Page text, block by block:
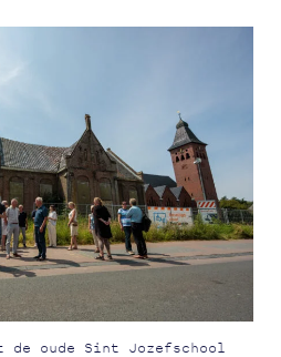
de oude Sint Jozefschool